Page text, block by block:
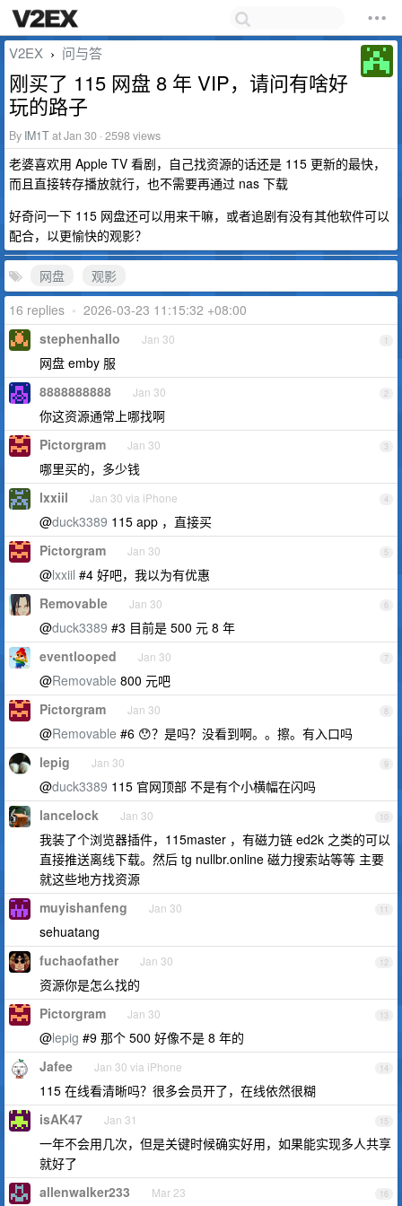
V2EX › 问与答
刚买了 115 网盘 8 年 VIP，请问有啥好
玩的路子
By IM1Tat Jan 30 · 2598 views
老婆喜欢用 Apple TV 看剧，自己找资源的话还是 115 更新的最快，
而且直接转存播放就行，也不需要再通过 nas 下载
好奇问一下 115 网盘还可以用来干嘛，或者追剧有没有其他软件可以
配合，以更愉快的观影？
网盘
观影
16 replies • 2026-03-23 11:15:32 +08:00
1
stephenhallo Jan 30
网盘 emby 服
2
8888888888 Jan 30
你这资源通常上哪找啊
3
Pictorgram Jan 30
哪里买的，多少钱
4
lxxiil Jan 30 via iPhone
@duck3389 115 app ，直接买
5
Pictorgram Jan 30
@lxxiil #4 好吧，我以为有优惠
6
Removable Jan 30
@duck3389 #3 目前是 500 元 8 年
7
eventlooped Jan 30
@Removable 800 元吧
8
Pictorgram Jan 30
@Removable #6 😯？是吗？没看到啊。。擦。有入口吗
9
lepig Jan 30
@duck3389 115 官网顶部 不是有个小横幅在闪吗
10
lancelock Jan 30
我装了个浏览器插件，115master ，有磁力链 ed2k 之类的可以
直接推送离线下载。然后 tg nullbr.online 磁力搜索站等等 主要
就这些地方找资源
11
muyishanfeng Jan 30
sehuatang
12
fuchaofather Jan 30
资源你是怎么找的
13
Pictorgram Jan 30
@lepig #9 那个 500 好像不是 8 年的
14
Jafee Jan 30 via iPhone
115 在线看清晰吗？很多会员开了，在线依然很糊
15
isAK47 Jan 31
一年不会用几次，但是关键时候确实好用，如果能实现多人共享
就好了
16
allenwalker233 Mar 23